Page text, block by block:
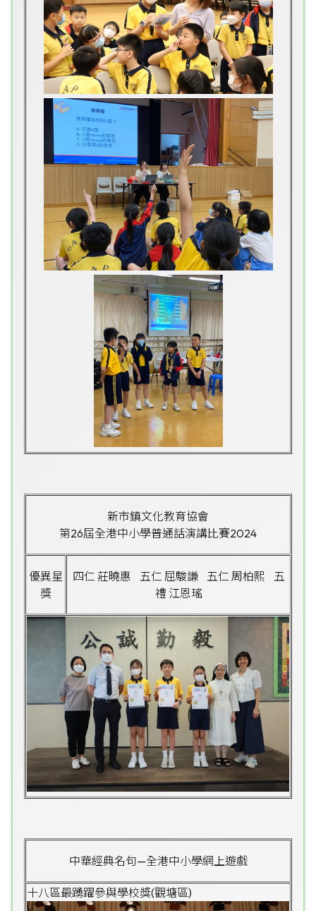
新市鎮文化教育協會
第26屆全港中小學普通話演講比賽2024
優異星
獎
四仁 莊曉惠 五仁 屈駿謙 五仁 周柏熙 五
禮 江恩瑤
中華經典名句—全港中小學網上遊戲
十八區最踴躍參與學校獎(觀塘區)